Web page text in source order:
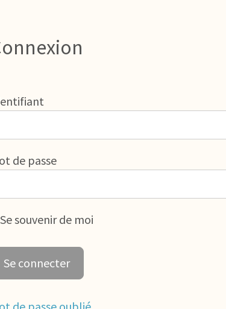
de passe
Se souvenir de moi